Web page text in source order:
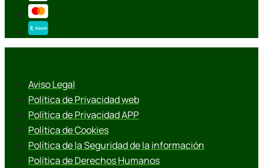
Aviso Legal
Política de Privacidad web
Política de Privacidad APP
Política de Cookies
Política de la Seguridad de la información
Política de Derechos Humanos